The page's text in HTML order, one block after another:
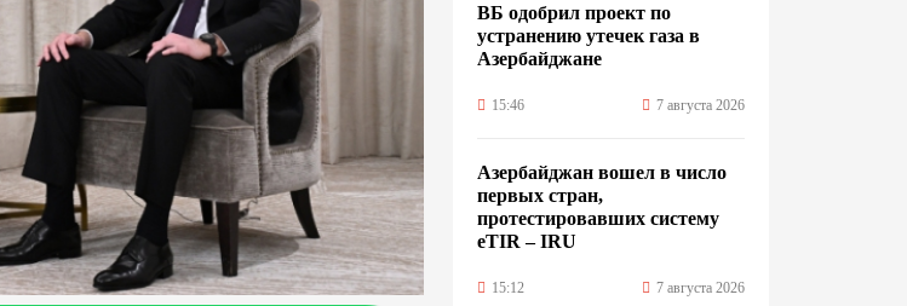
ВБ одобрил проект по
устранению утечек газа в
Азербайджане
15:46 7 августа 2026
Азербайджан вошел в число
первых стран,
протестировавших систему
eTIR – IRU
15:12 7 августа 2026